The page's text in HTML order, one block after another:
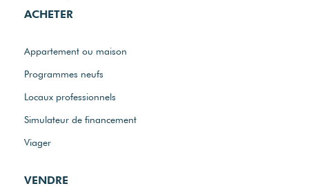
ACHETER
Appartement ou maison
Programmes neufs
Locaux professionnels
Simulateur de financement
Viager
VENDRE